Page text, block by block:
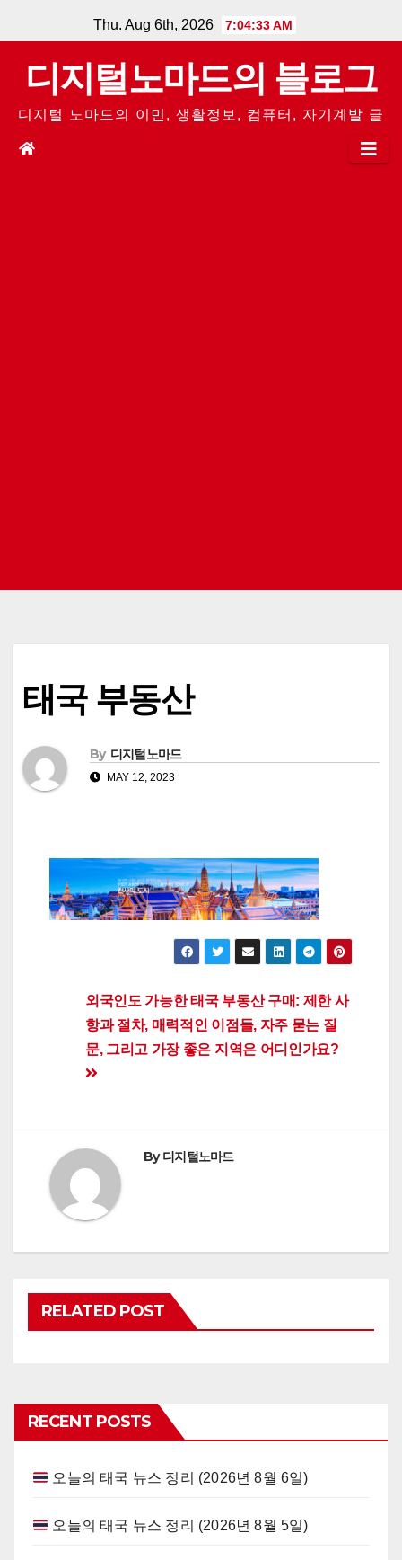
to
content
Thu. Aug 6th, 2026 7:04:33 AM
디지털노마드의 블로그
디지털 노마드의 이민, 생활정보, 컴퓨터, 자기계발 글
태국 부동산
By 디지털노마드
MAY 12, 2023
Post
navigation
외국인도 가능한 태국 부동산 구매: 제한 사
항과 절차, 매력적인 이점들, 자주 묻는 질
문, 그리고 가장 좋은 지역은 어디인가요?
By디지털노마드
RELATED POST
RECENT POSTS
오늘의 태국 뉴스 정리 (2026년 8월 6일)
오늘의 태국 뉴스 정리 (2026년 8월 5일)